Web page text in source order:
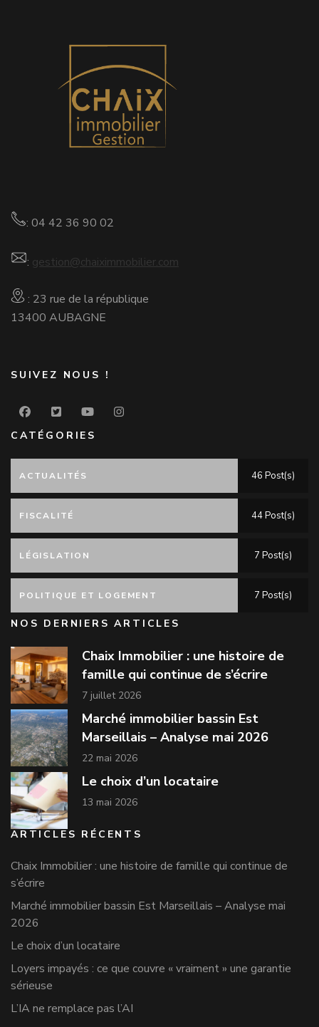
: 04 42 36 90 02
: gestion@chaiximmobilier.com
: 23 rue de la république
13400 AUBAGNE
SUIVEZ NOUS !
CATÉGORIES
ACTUALITÉS 46 Post(s)
FISCALITÉ 44 Post(s)
LÉGISLATION 7 Post(s)
POLITIQUE ET LOGEMENT 7 Post(s)
NOS DERNIERS ARTICLES
Chaix Immobilier : une histoire de
famille qui continue de s’écrire
7 juillet 2026
Marché immobilier bassin Est
Marseillais – Analyse mai 2026
22 mai 2026
Le choix d’un locataire
13 mai 2026
ARTICLES RÉCENTS
Chaix Immobilier : une histoire de famille qui continue de
s’écrire
Marché immobilier bassin Est Marseillais – Analyse mai
2026
Le choix d’un locataire
Loyers impayés : ce que couvre « vraiment » une garantie
sérieuse
L’IA ne remplace pas l’AI